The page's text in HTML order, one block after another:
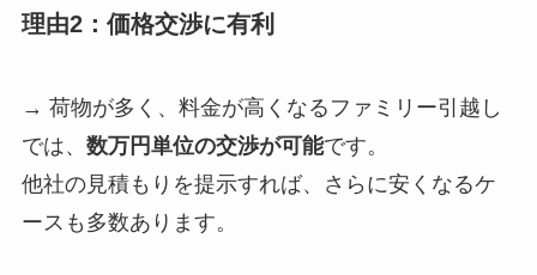
理由2：価格交渉に有利
→ 荷物が多く、料金が高くなるファミリー引越し
では、 数万円単位の交渉が可能です。
他社の見積もりを提示すれば、さらに安くなるケ
ースも多数あります。